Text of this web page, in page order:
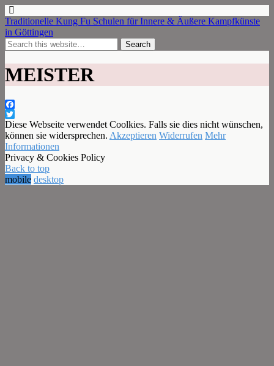
Traditionelle Kung Fu Schulen für Innere & Äußere Kampfkünste
in Göttingen
MEISTER
Facebook
Twitter
Diese Webseite verwendet Coolkies. Falls sie dies nicht wünschen,
können sie widersprechen. Akzeptieren Widerrufen Mehr
Informationen
Privacy & Cookies Policy
Back to top
mobile desktop